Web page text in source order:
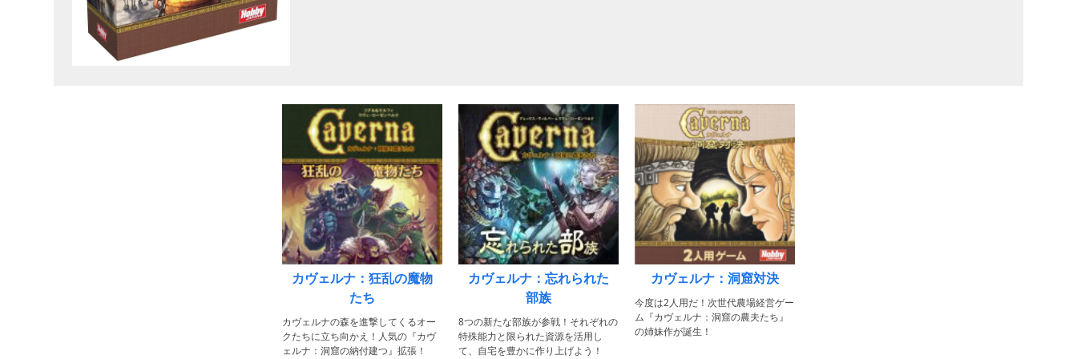
カヴェルナ：狂乱の魔物
たち
カヴェルナの森を進撃してくるオー
クたちに立ち向かえ！人気の『カヴ
ェルナ：洞窟の納付建つ』拡張！
カヴェルナ：忘れられた
部族
8つの新たな部族が参戦！それぞれの
特殊能力と限られた資源を活用し
て、自宅を豊かに作り上げよう！
カヴェルナ：洞窟対決
今度は2人用だ！次世代農場経営ゲー
ム『カヴェルナ：洞窟の農夫たち』
の姉妹作が誕生！